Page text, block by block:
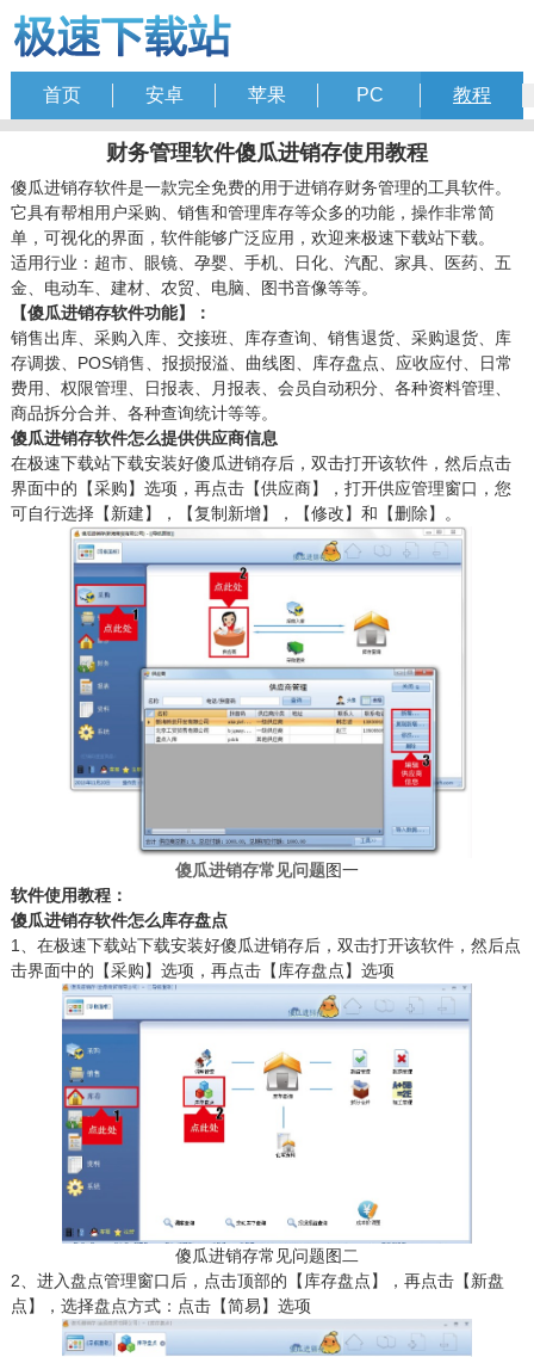
首页 安卓 苹果 PC 教程
财务管理软件傻瓜进销存使用教程
傻瓜进销存软件是一款完全免费的用于进销存财务管理的工具软件。
它具有帮相用户采购、销售和管理库存等众多的功能，操作非常简
单，可视化的界面，软件能够广泛应用，欢迎来极速下载站下载。
适用行业：超市、眼镜、孕婴、手机、日化、汽配、家具、医药、五
金、电动车、建材、农贸、电脑、图书音像等等。
【傻瓜进销存软件功能】：
销售出库、采购入库、交接班、库存查询、销售退货、采购退货、库
存调拨、POS销售、报损报溢、曲线图、库存盘点、应收应付、日常
费用、权限管理、日报表、月报表、会员自动积分、各种资料管理、
商品拆分合并、各种查询统计等等。
傻瓜进销存软件怎么提供供应商信息
在极速下载站下载安装好傻瓜进销存后，双击打开该软件，然后点击
界面中的【采购】选项，再点击【供应商】，打开供应管理窗口，您
可自行选择【新建】，【复制新增】，【修改】和【删除】。
傻瓜进销存常见问题图一
软件使用教程：
傻瓜进销存软件怎么库存盘点
1、在极速下载站下载安装好傻瓜进销存后，双击打开该软件，然后点
击界面中的【采购】选项，再点击【库存盘点】选项
傻瓜进销存常见问题图二
2、进入盘点管理窗口后，点击顶部的【库存盘点】，再点击【新盘
点】，选择盘点方式：点击【简易】选项